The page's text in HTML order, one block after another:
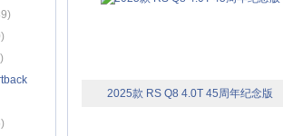
2025款 RS Q8 4.0T 45周年纪念版